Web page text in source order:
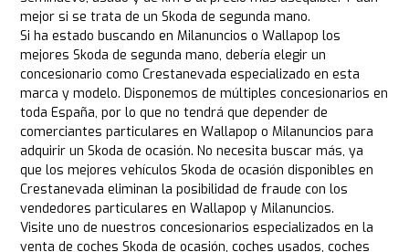
mejor si se trata de un Skoda de segunda mano.
Si ha estado buscando en Milanuncios o Wallapop los
mejores Skoda de segunda mano, debería elegir un
concesionario como Crestanevada especializado en esta
marca y modelo. Disponemos de múltiples concesionarios en
toda España, por lo que no tendrá que depender de
comerciantes particulares en Wallapop o Milanuncios para
adquirir un Skoda de ocasión. No necesita buscar más, ya
que los mejores vehículos Skoda de ocasión disponibles en
Crestanevada eliminan la posibilidad de fraude con los
vendedores particulares en Wallapop y Milanuncios.
Visite uno de nuestros concesionarios especializados en la
venta de coches Skoda de ocasión, coches usados, coches